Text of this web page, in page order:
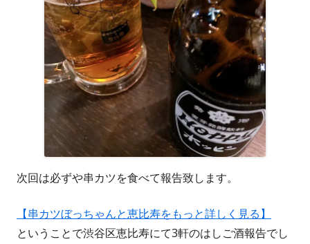
次回は必ずや串カツを食べて報告致します。
【串カツぼっちゃんと恵比寿をもっと詳しく見る】
ということで渋谷区恵比寿にて3軒のはしご酒報告でし